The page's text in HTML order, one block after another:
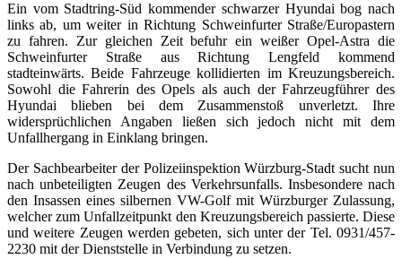
Ein vom Stadtring-Süd kommender schwarzer Hyundai bog nach
links ab, um weiter in Richtung Schweinfurter Straße/Europastern
zu fahren. Zur gleichen Zeit befuhr ein weißer Opel-Astra die
Schweinfurter Straße aus Richtung Lengfeld kommend
stadteinwärts. Beide Fahrzeuge kollidierten im Kreuzungsbereich.
Sowohl die Fahrerin des Opels als auch der Fahrzeugführer des
Hyundai blieben bei dem Zusammenstoß unverletzt. Ihre
widersprüchlichen Angaben ließen sich jedoch nicht mit dem
Unfallhergang in Einklang bringen.
Der Sachbearbeiter der Polizeiinspektion Würzburg-Stadt sucht nun
nach unbeteiligten Zeugen des Verkehrsunfalls. Insbesondere nach
den Insassen eines silbernen VW-Golf mit Würzburger Zulassung,
welcher zum Unfallzeitpunkt den Kreuzungsbereich passierte. Diese
und weitere Zeugen werden gebeten, sich unter der Tel. 0931/457-
2230 mit der Dienststelle in Verbindung zu setzen.